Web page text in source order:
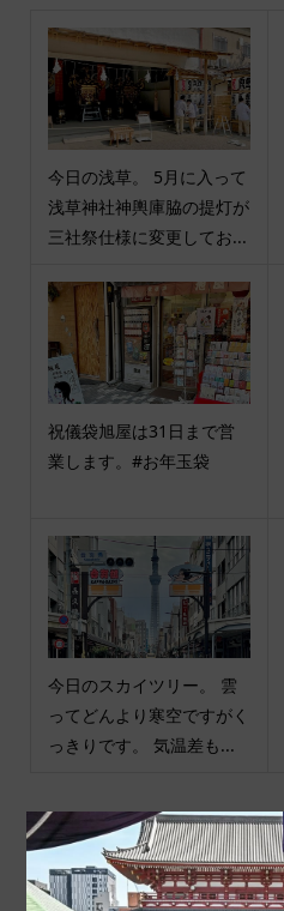
今日の浅草。 5月に入って
浅草神社神輿庫脇の提灯が
三社祭仕様に変更してお...
祝儀袋旭屋は31日まで営
業します。#お年玉袋
今日のスカイツリー。 雲
ってどんより寒空ですがく
っきりです。 気温差も...
商品カテゴリ
商品ジャンル